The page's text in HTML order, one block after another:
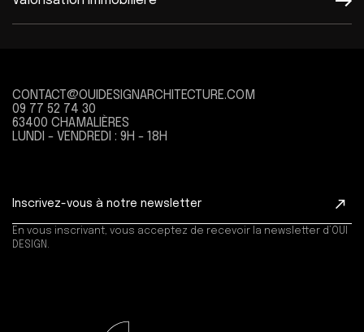
CONTACT@OUIDESIGNARCHITECTURE.COM
09 77 52 74 30
63400 CHAMALIÈRES
LUNDI - VENDREDI : 9H - 18H
En vous inscrivant, vous acceptez de recevoir la newsletter d’OUI
DESIGN.